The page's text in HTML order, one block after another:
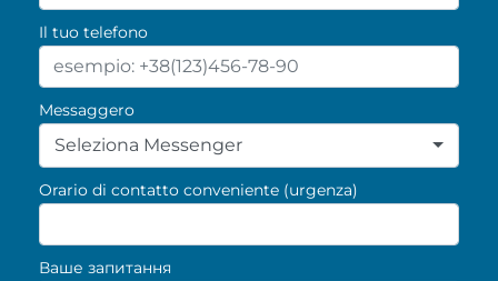
Il tuo telefono
Messaggero
Seleziona Messenger
Orario di contatto conveniente (urgenza)
Ваше запитання